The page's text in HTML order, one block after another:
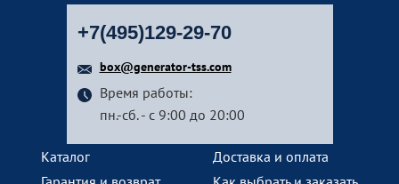
+7(495)129-29-70
box@generator-tss.com
Время работы:
пн.-сб. - с 9:00 до 20:00
Каталог
Доставка и оплата